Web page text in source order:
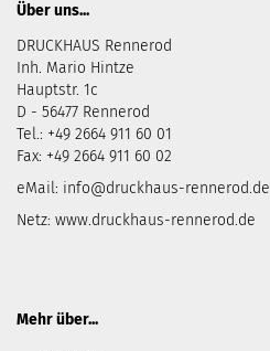
Über uns...
DRUCKHAUS Rennerod
Inh. Mario Hintze
Hauptstr. 1c
D - 56477 Rennerod
Tel.: +49 2664 911 60 01
Fax: +49 2664 911 60 02
eMail: info@druckhaus-rennerod.de
Netz: www.druckhaus-rennerod.de
Mehr über...